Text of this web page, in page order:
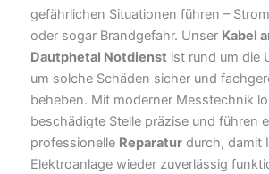
gefährlichen Situationen führen –
oder sogar Brandgefahr. Unser Kabel
Dautphetal Notdienst ist rund um die
um solche Schäden sicher und
beheben. Mit moderner Messtechnik
beschädigte Stelle präzise und führen
professionelle Reparatur durch, damit
Elektroanlage wieder zuverlässig